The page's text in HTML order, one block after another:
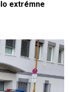
extrémne